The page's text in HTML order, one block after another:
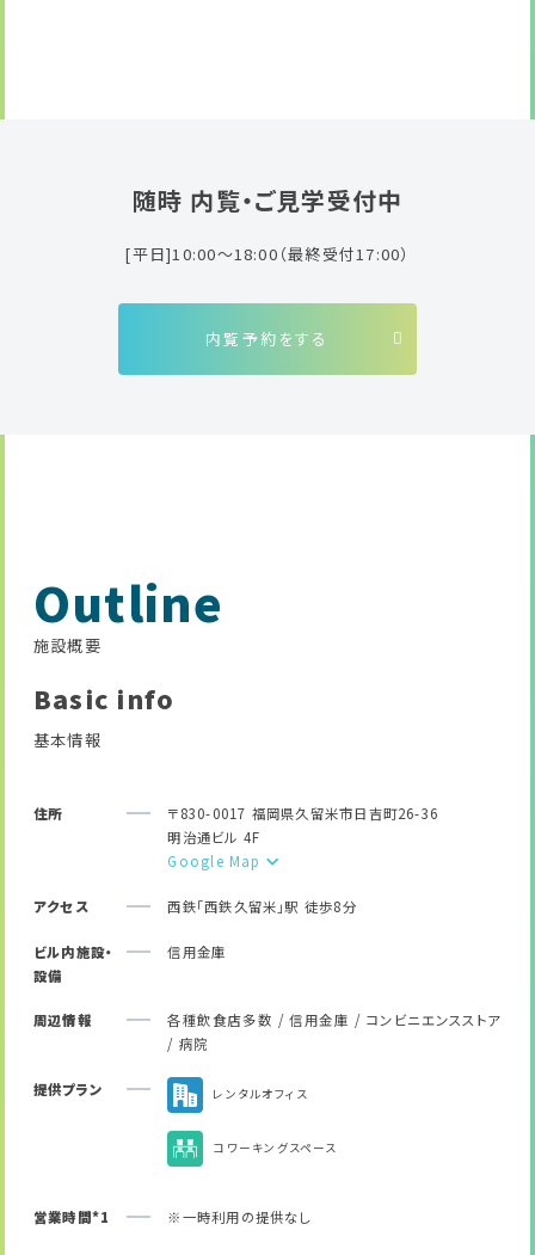
随時 内覧・ご見学受付中
[平日]10:00～18:00（最終受付17:00）
内覧予約をする
Outline
施設概要
Basic info
基本情報
住所
〒830-0017 福岡県久留米市日吉町26-36
明治通ビル 4F
Google Map
アクセス 西鉄「西鉄久留米」駅 徒歩8分
ビル内施設・
設備
信用金庫
周辺情報
各種飲食店多数 / 信用金庫 / コンビニエンスストア
/ 病院
提供プラン レンタルオフィス
コワーキングスペース
営業時間*1 ※一時利用の提供なし